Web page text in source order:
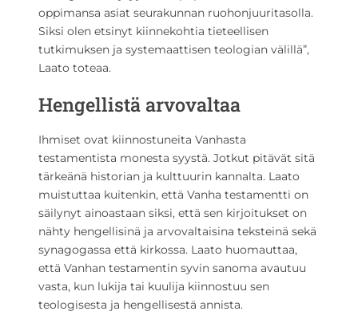
oppimansa asiat seurakunnan ruohonjuuritasolla.
Siksi olen etsinyt kiinnekohtia tieteellisen
tutkimuksen ja systemaattisen teologian välillä”,
Laato toteaa.
Hengellistä arvovaltaa
Ihmiset ovat kiinnostuneita Vanhasta
testamentista monesta syystä. Jotkut pitävät sitä
tärkeänä historian ja kulttuurin kannalta. Laato
muistuttaa kuitenkin, että Vanha testamentti on
säilynyt ainoastaan siksi, että sen kirjoitukset on
nähty hengellisinä ja arvovaltaisina teksteinä sekä
synagogassa että kirkossa. Laato huomauttaa,
että Vanhan testamentin syvin sanoma avautuu
vasta, kun lukija tai kuulija kiinnostuu sen
teologisesta ja hengellisestä annista.